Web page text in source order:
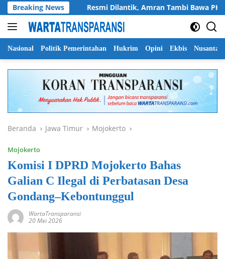
Langsung
ke
konten
Breaking NewsResmi Dilantik, Amran Tambi Bawa PKDP Riau
Nasional Politik Pemerintahan Hukrim Opini Ekbis Nusantara
Beranda Jawa Timur Mojokerto
Mojokerto
Komisi I DPRD Mojokerto Bahas
Galian C Ilegal di Perbatasan Desa
Gondang–Kebontunggul
WartaTransparansi
20 Mei 2026